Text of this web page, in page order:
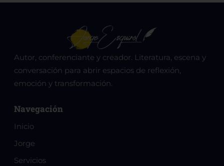
Autor, conferenciante y creador. Literatura, escena y
conversación para abrir espacios de reflexión,
emoción y transformación.
Navegación
Inicio
Jorge
Servicios